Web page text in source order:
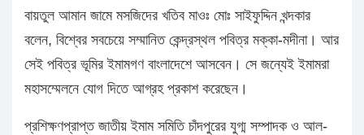
বায়তুল আমান জামে মসজিদের খতিব মাওঃ মোঃ সাইফুদ্দিন খন্দকার
বলেন, বিশ্বের সবচেয়ে সম্মানিত কেন্দ্রস্থল পবিত্র মক্কা-মদীনা। আর
সেই পবিত্র ভূমির ইমামগণ বাংলাদেশে আসবেন। সে জন্যেই ইমামরা
মহাসম্মেলনে যোগ দিতে আগ্রহ প্রকাশ করেছেন।
প্রশিক্ষণপ্রাপ্ত জাতীয় ইমাম সমিতি চাঁদপুরের যুগ্ম সম্পাদক ও আল-